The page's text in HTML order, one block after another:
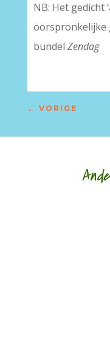
NB: Het gedicht
oorspronkelijke
bundel Zendag
← VORIGE